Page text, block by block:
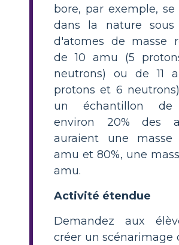
bore, par exemple, se
dans la nature sous
d'atomes de masse
de 10 amu (5
neutrons) ou de 11
protons et 6
un échantillon de
environ 20% des
auraient une masse
amu et 80%, une
amu.
Activité étendue
Demandez aux
créer un scénarimage